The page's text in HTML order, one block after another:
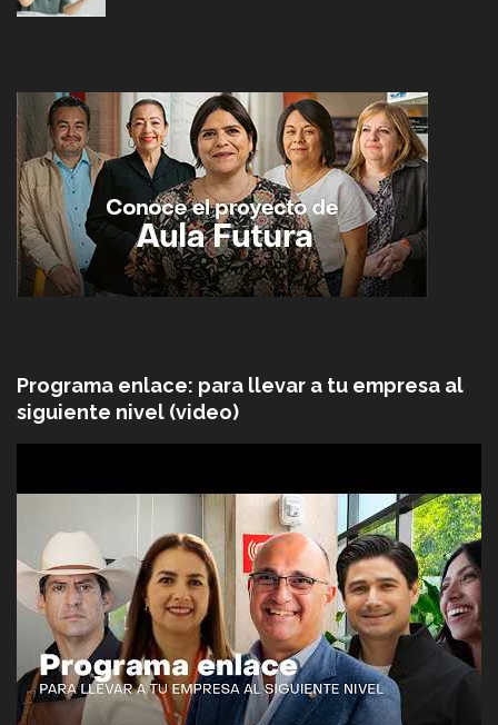
Programa enlace: para llevar a tu empresa al
siguiente nivel (video)